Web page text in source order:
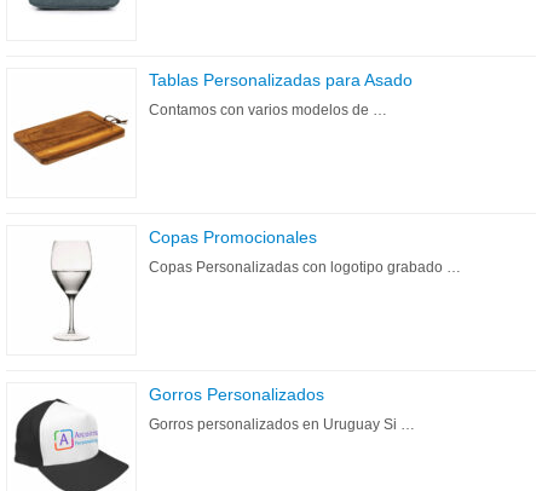
Tablas Personalizadas para Asado
Contamos con varios modelos de …
Copas Promocionales
Copas Personalizadas con logotipo grabado …
Gorros Personalizados
Gorros personalizados en Uruguay Si …